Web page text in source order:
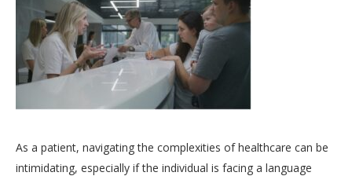
As a patient, navigating the complexities of healthcare can be
intimidating, especially if the individual is facing a language